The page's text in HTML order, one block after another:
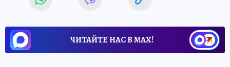
ЧИТАЙТЕ НАС В МАХ!